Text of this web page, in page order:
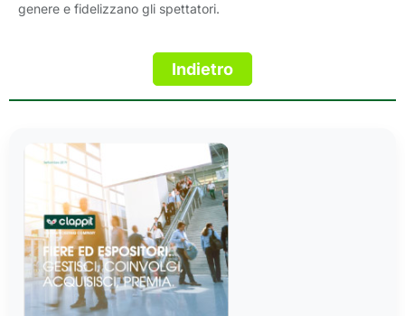
genere e fidelizzano gli spettatori.